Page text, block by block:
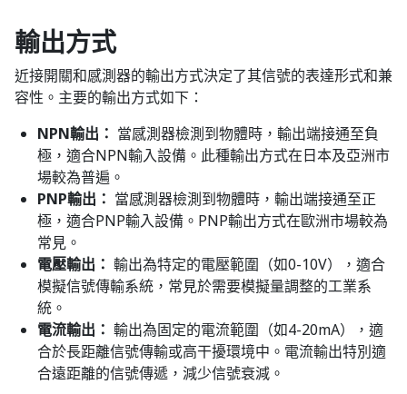
輸出方式
近接開關和感測器的輸出方式決定了其信號的表達形式和兼
容性。主要的輸出方式如下：
NPN輸出： 當感測器檢測到物體時，輸出端接通至負
極，適合NPN輸入設備。此種輸出方式在日本及亞洲市
場較為普遍。
PNP輸出： 當感測器檢測到物體時，輸出端接通至正
極，適合PNP輸入設備。PNP輸出方式在歐洲市場較為
常見。
電壓輸出： 輸出為特定的電壓範圍（如0-10V），適合
模擬信號傳輸系統，常見於需要模擬量調整的工業系
統。
電流輸出： 輸出為固定的電流範圍（如4-20mA），適
合於長距離信號傳輸或高干擾環境中。電流輸出特別適
合遠距離的信號傳遞，減少信號衰減。